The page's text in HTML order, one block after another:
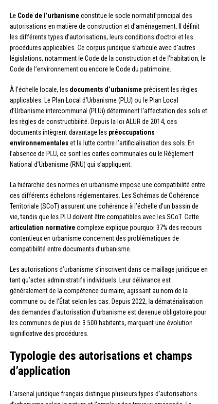
Le Code de l’urbanisme constitue le socle normatif principal des
autorisations en matière de construction et d’aménagement. Il définit
les différents types d’autorisations, leurs conditions d’octroi et les
procédures applicables. Ce corpus juridique s’articule avec d’autres
législations, notamment le Code de la construction et de l’habitation, le
Code de l’environnement ou encore le Code du patrimoine.
À l’échelle locale, les documents d’urbanisme précisent les règles
applicables. Le Plan Local d’Urbanisme (PLU) ou le Plan Local
d’Urbanisme intercommunal (PLUi) déterminent l’affectation des sols et
les règles de constructibilité. Depuis la loi ALUR de 2014, ces
documents intègrent davantage les préoccupations
environnementales et la lutte contre l’artificialisation des sols. En
l’absence de PLU, ce sont les cartes communales ou le Règlement
National d’Urbanisme (RNU) qui s’appliquent.
La hiérarchie des normes en urbanisme impose une compatibilité entre
ces différents échelons réglementaires. Les Schémas de Cohérence
Territoriale (SCoT) assurent une cohérence à l’échelle d’un bassin de
vie, tandis que les PLU doivent être compatibles avec les SCoT. Cette
articulation normative complexe explique pourquoi 37% des recours
contentieux en urbanisme concernent des problématiques de
compatibilité entre documents d’urbanisme.
Les autorisations d’urbanisme s’inscrivent dans ce maillage juridique en
tant qu’actes administratifs individuels. Leur délivrance est
généralement de la compétence du maire, agissant au nom de la
commune ou de l’État selon les cas. Depuis 2022, la dématérialisation
des demandes d’autorisation d’urbanisme est devenue obligatoire pour
les communes de plus de 3 500 habitants, marquant une évolution
significative des procédures.
Typologie des autorisations et champs
d’application
L’arsenal juridique français distingue plusieurs types d’autorisations